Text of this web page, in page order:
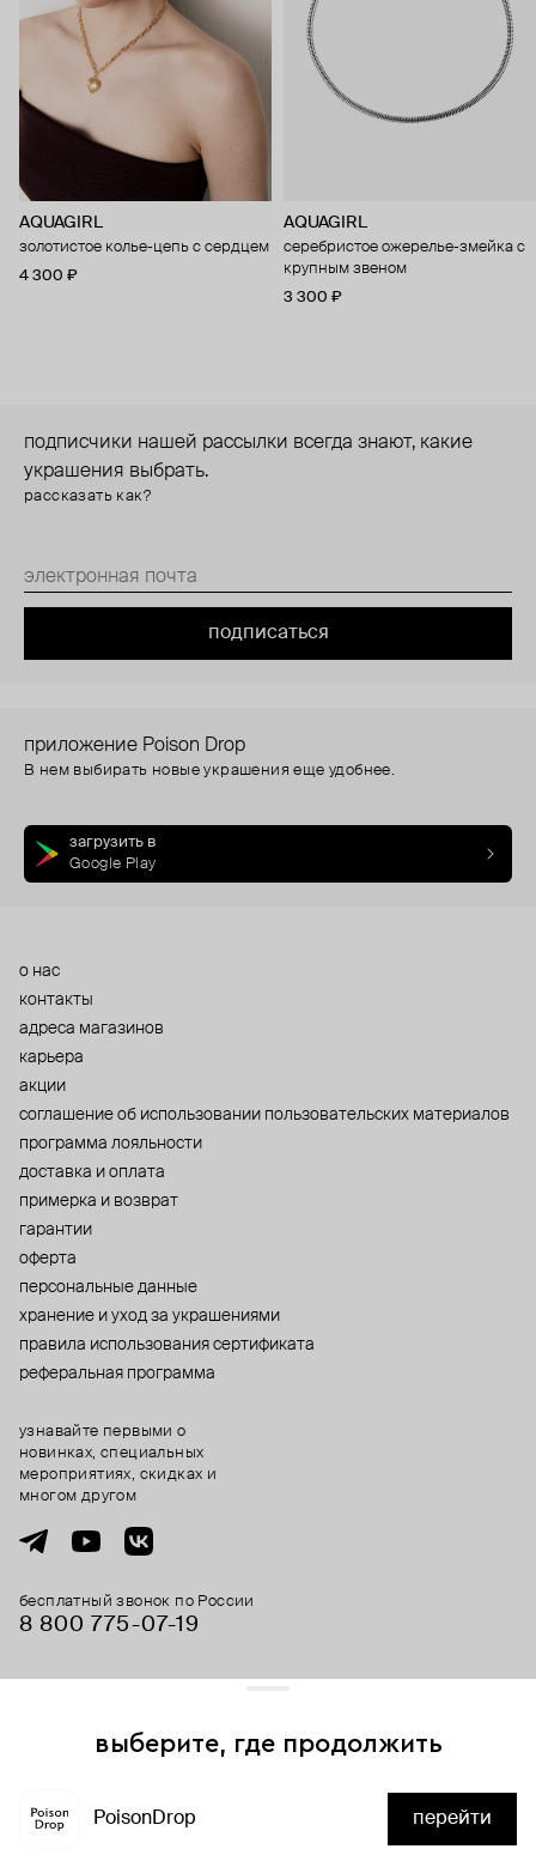
AQUAGIRL
золотистое колье-цепь с сердцем
4 300 ₽
AQUAGIRL
серебристое ожерелье-змейка с
крупным звеном
3 300 ₽
подписчики нашей рассылки всегда знают, какие
украшения выбрать.
рассказать как?
подписаться
приложение Poison Drop
В нем выбирать новые украшения еще удобнее.
загрузить в
Google Play
о нас
контакты
адреса магазинов
карьера
акции
cоглашение об использовании пользовательских материалов
программа лояльности
доставка и оплата
примерка и возврат
гарантии
оферта
персональные данные
хранение и уход за украшениями
правила использования сертификата
реферальная программа
бесплатный звонок по России
8 800 775⁠-07⁠-19
узнавайте первыми о
новинках, специальных
мероприятиях, скидках и
многом другом
выберите, где продолжить
PoisonDrop перейти
и сервисы аналитики. Продолжая его использование,
вы соглашаетесь с нашим